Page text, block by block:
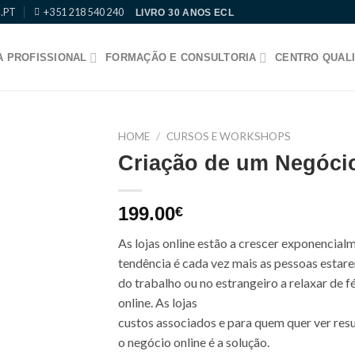
+351 218 540 240 LIVRO 30 ANOS ECL
PROFISSIONAL FORMAÇÃO E CONSULTORIA CENTRO
HOME / CURSOS E WORKSHOPS
Criação de um
199.00€
As lojas online estão a crescer
tendência é cada vez mais as pessoas
do trabalho ou no estrangeiro a relaxar de
online. As lojas
custos associados e para quem quer ver
o negócio online é a solução.